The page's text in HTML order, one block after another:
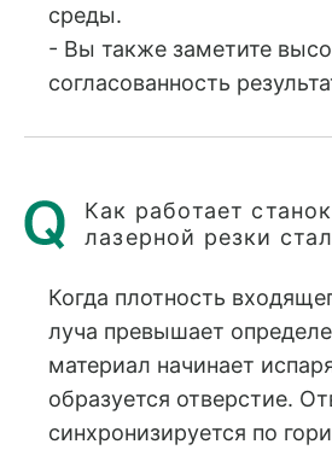
среды.
- Вы также заметите
согласованность
Как работает
лазерной резки
Когда плотность
луча превышает
материал начинает
образуется отверстие.
синхронизируется по